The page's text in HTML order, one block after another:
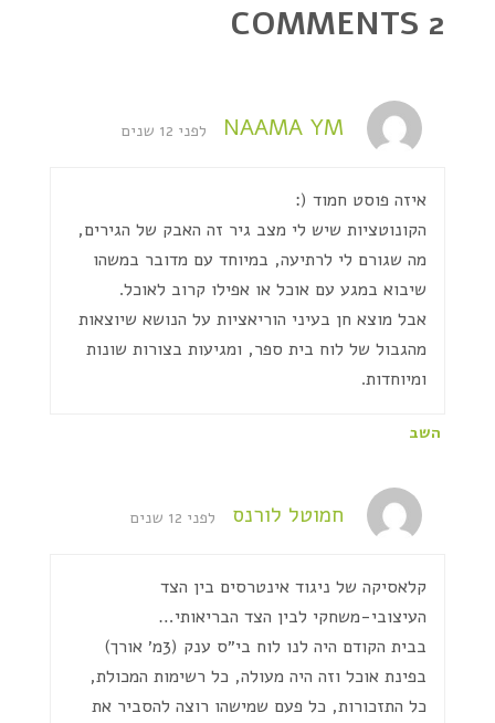
2 COMMENTS
NAAMA YM לפני 12 שנים
איזה פוסט חמוד (:
הקונוטציות שיש לי מצב גיר זה האבק של הגירים,
מה שגורם לי לרתיעה, במיוחד עם מדובר במשהו
שיבוא במגע עם אוכל או אפילו קרוב לאוכל.
אבל מוצא חן בעיני הוריאציות על הנושא שיוצאות
מהגבול של לוח בית ספר, ומגיעות בצורות שונות
ומיוחדות.
השב
חמוטל לורנס לפני 12 שנים
קלאסיקה של ניגוד אינטרסים בין הצד
העיצובי-משחקי לבין הצד הבריאותי…
בבית הקודם היה לנו לוח בי״ס ענק (3מ׳ אורך)
בפינת אוכל וזה היה מעולה, כל רשימות המכולת,
כל התזכורות, כל פעם שמישהו רוצה להסביר את